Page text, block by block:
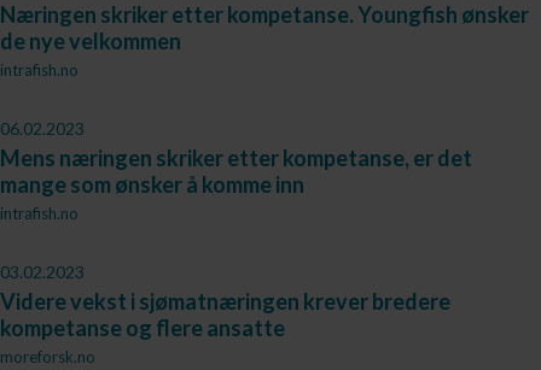
Næringen skriker etter kompetanse. Youngfish ønsker
de nye velkommen
intrafish.no
06.02.2023
Mens næringen skriker etter kompetanse, er det
mange som ønsker å komme inn
intrafish.no
03.02.2023
Videre vekst i sjømatnæringen krever bredere
kompetanse og flere ansatte
moreforsk.no